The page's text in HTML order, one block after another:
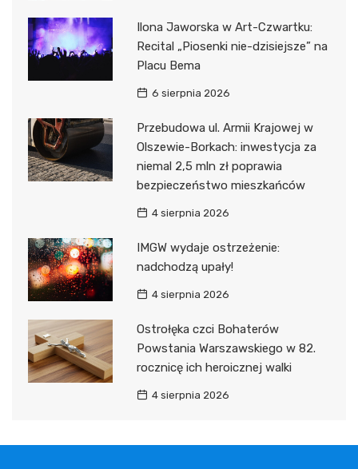
Ilona Jaworska w Art-Czwartku:
Recital „Piosenki nie-dzisiejsze” na
Placu Bema
6 sierpnia 2026
Przebudowa ul. Armii Krajowej w
Olszewie-Borkach: inwestycja za
niemal 2,5 mln zł poprawia
bezpieczeństwo mieszkańców
4 sierpnia 2026
IMGW wydaje ostrzeżenie:
nadchodzą upały!
4 sierpnia 2026
Ostrołęka czci Bohaterów
Powstania Warszawskiego w 82.
rocznicę ich heroicznej walki
4 sierpnia 2026